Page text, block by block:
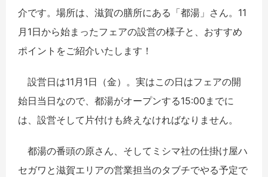
介です。場所は、滋賀の膳所にある「都湯」さん。11
月1日から始まったフェアの設営の様子と、おすすめ
ポイントをご紹介いたします！
設営日は11月1日（金）。実はこの日はフェアの開
始日当日なので、都湯がオープンする15:00までに
は、設営そして片付けも終えなければなりません。
都湯の番頭の原さん、そしてミシマ社の仕掛け屋ハ
セガワと滋賀エリアの営業担当のタブチでやる予定で